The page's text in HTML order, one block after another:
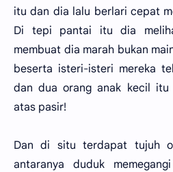
itu dan dia lalu berlari cepat
Di tepi pantai itu dia
membuat dia marah bukan
beserta isteri-isteri mereka
dan dua orang anak kecil itu
atas pasir!
Dan di situ terdapat tujuh
antaranya duduk